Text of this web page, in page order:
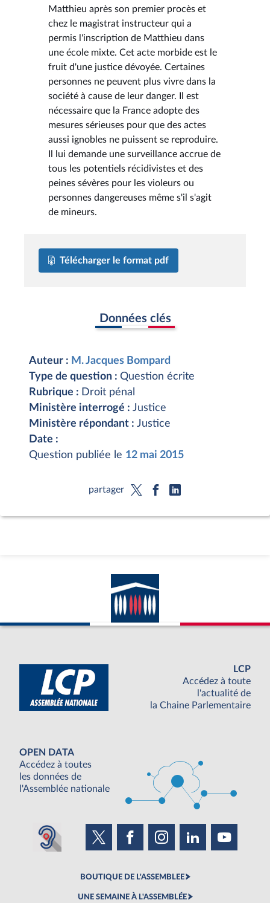
Matthieu après son premier procès et
chez le magistrat instructeur qui a
permis l'inscription de Matthieu dans
une école mixte. Cet acte morbide est le
fruit d'une justice dévoyée. Certaines
personnes ne peuvent plus vivre dans la
société à cause de leur danger. Il est
nécessaire que la France adopte des
mesures sérieuses pour que des actes
aussi ignobles ne puissent se reproduire.
Il lui demande une surveillance accrue de
tous les potentiels récidivistes et des
peines sévères pour les violeurs ou
personnes dangereuses même s'il s'agit
de mineurs.
Télécharger le format pdf
Données clés
Auteur : M. Jacques Bompard
Type de question : Question écrite
Rubrique : Droit pénal
Ministère interrogé : Justice
Ministère répondant : Justice
Date :
Question publiée le 12 mai 2015
partager
LCP
Accédez à toute
l'actualité de
la Chaine Parlementaire
OPEN DATA
Accédez à toutes
les données de
l'Assemblée nationale
BOUTIQUE DE L'ASSEMBLEE
UNE SEMAINE À L'ASSEMBLÉE